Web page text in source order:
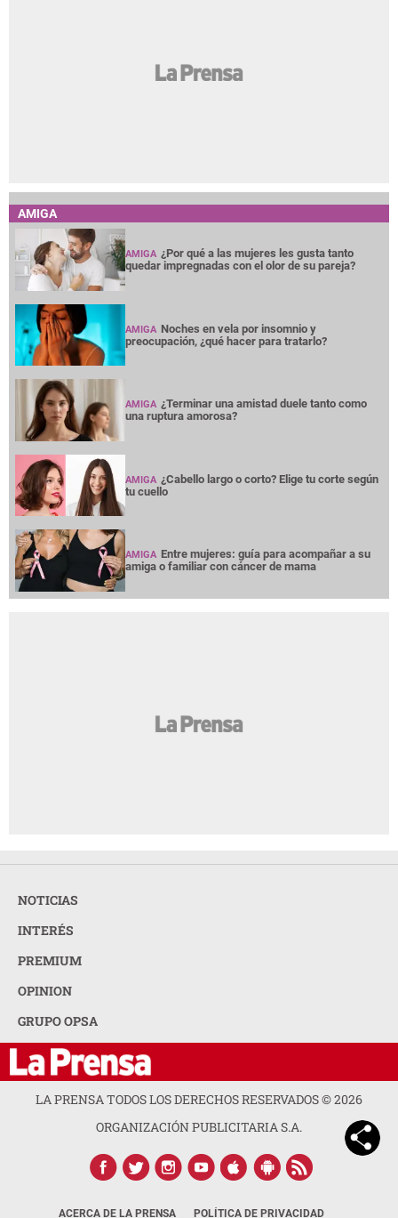
AMIGA
AMIGA ¿Por qué a las mujeres les gusta tanto
quedar impregnadas con el olor de su pareja?
AMIGA Noches en vela por insomnio y
preocupación, ¿qué hacer para tratarlo?
AMIGA ¿Terminar una amistad duele tanto como
una ruptura amorosa?
AMIGA ¿Cabello largo o corto? Elige tu corte según
tu cuello
AMIGA Entre mujeres: guía para acompañar a su
amiga o familiar con cáncer de mama
NOTICIAS
INTERÉS
PREMIUM
OPINION
GRUPO OPSA
LA PRENSA TODOS LOS DERECHOS RESERVADOS ©2026
ORGANIZACIÓN PUBLICITARIA S.A.
ACERCA DE LA PRENSA POLÍTICA DE PRIVACIDAD